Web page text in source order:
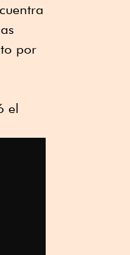
por
el